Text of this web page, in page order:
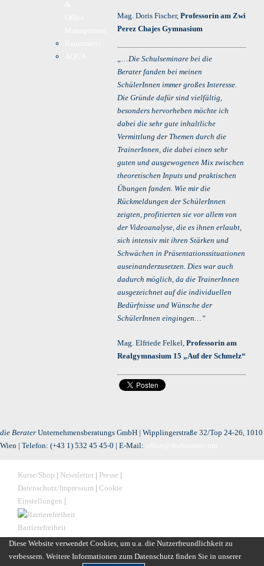
Mag. Doris Fischer,Professorin am Zwi
Perez Chajes Gymnasium
„…Die Schulseminare bei die
Berater fanden bei meinen
SchülerInnen immer großes Interesse.
Die Gründe dafür sind vielfältig,
besonders hervorheben möchte ich
dabei die sehr gute inhaltliche
Vermittlung der Themen durch die
TrainerInnen, die dabei einen sehr
guten und ausgewogenen Mix zwischen
theoretischen Inputs und praktischen
Übungen fanden. Wie mir die
Rückmeldungen der SchülerInnen
zeigten, profitierten sie vor allem von
der Videoanalyse, die es ihnen erlaubt,
sich intensiv mit ihren Stärken und
Schwächen in Präsentationssituationen
auseinanderzusetzen. Dies war auch
dadurch möglich, da die TrainerInnen
ausgezeichnet auf die individuellen
Bedürfnisse und Wünsche der
SchülerInnen eingingen…“
Mag. Elfriede Felkel,Professorin am
Realgymnasium 15 „Auf der Schmelz“
die Berater Unternehmensberatungs GmbH | Wipplingerstraße 32/Top 24-26, 1010
Wien | Telefon: (+43 1) 532 45 45-0 | E-Mail:
Kurse/Shop | Newsletter | Presse |
Datenschutz/Impressum | Cookie
Einstellungen |
Barrierefreiheit
Diese Website verwendet Cookies, um u.a. die Nutzerfreundlichkeit zu
verbessern. Weitere Informationen zum Datenschutz finden Sie in unserer